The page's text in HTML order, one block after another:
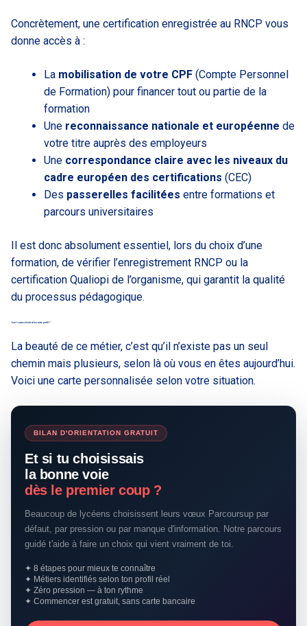
Concrètement, une certification enregistrée au RNCP vous
donne accès à :
La mobilisation de votre CPF (Compte Personnel
de Formation) pour financer tout ou partie de la
formation
Une reconnaissance nationale et européenne de
votre titre auprès des employeurs
Une correspondance claire avec les niveaux du
cadre européen des certifications (CEC)
Des passerelles facilitées entre formations et
parcours universitaires
Il est donc absolument essentiel, lors du choix d’une
formation, de vérifier l’enregistrement RNCP ou la
certification Qualiopi de l’organisme, qui garantit la qualité
du processus pédagogique.
Quel cursus choisir selon votre profil ?
La beauté de ce métier, c’est qu’il n’existe pas un seul
chemin mais plusieurs, selon là où vous en êtes aujourd’hui.
Voici une carte personnalisée selon votre situation.
BILAN D'ORIENTATION GRATUIT
Et si tu choisissais
la bonne voie
dès le premier coup ?
Beaucoup de lycéens choisissent leurs vœux Parcoursup par
défaut, par pression ou par manque d'information. Notre parcours
guidé t'aide à faire un choix qui vient vraiment de toi.
✦ 8 étapes pour mieux te connaître
✦ Métiers identifiés selon ton profil réel
✦ Zéro pression — à ton rythme
✦ Commencer est gratuit, sans carte bancaire